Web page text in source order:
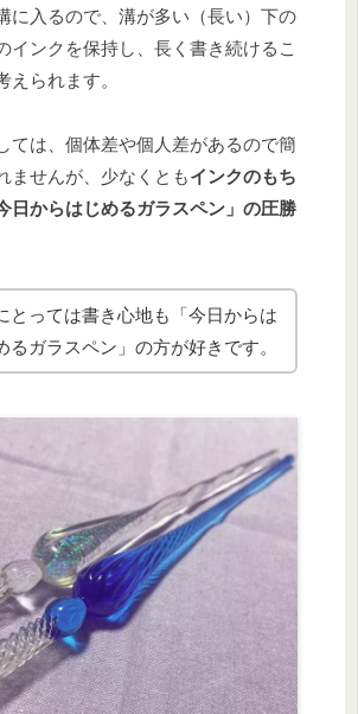
に入るので、溝が多い（長い）下の
インクを保持し、長く書き続けるこ
えられます。
ては、個体差や個人差があるので簡
ませんが、少なくともインクのもち
日からはじめるガラスペン」の圧勝
とっては書き心地も「今日からは
るガラスペン」の方が好きです。